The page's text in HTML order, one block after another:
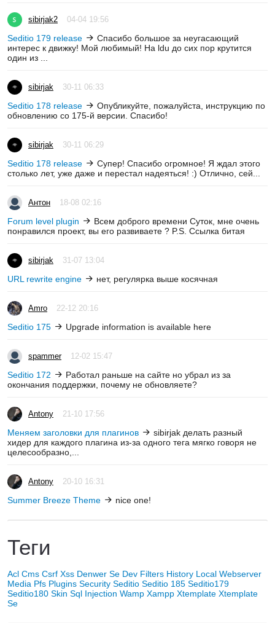
sibirjak2 04-04 19:56
Seditio 179 release
Спасибо большое за неугасающий
интерес к движку! Мой любимый! На ldu до сих пор крутится
один из ...
sibirjak 30-11 06:33
Seditio 178 release
Опубликуйте, пожалуйста, инструкцию по
обновлению со 175-й версии. Спасибо!
sibirjak 30-11 06:29
Seditio 178 release
Супер! Спасибо огромное! Я ждал этого
столько лет, уже даже и перестал надеяться! :) Отлично, сей...
Антон 18-08 02:16
Forum level plugin
Всем доброго времени Суток, мне очень
понравился проект, вы его развиваете ? P.S. Ссылка битая
sibirjak 31-07 13:04
URL rewrite engine нет, регулярка выше косячная
Amro 22-12 20:16
Seditio 175 Upgrade information is available here
spammer 12-02 15:47
Seditio 172
Работал раньше на сайте но убрал из за
окончания поддержки, почему не обновляете?
Antony 21-10 17:56
Меняем заголовки для плагинов
sibirjak делать разный
хидер для каждого плагина из-за одного тега мягко говоря не
целесообразно,...
Antony 20-10 16:31
Summer Breeze Theme nice one!
Теги
Acl Cms Csrf Xss Denwer Se Dev Filters History Local Webserver
Media Pfs Plugins Security Seditio Seditio 185 Seditio179
Seditio180 Skin Sql Injection Wamp Xampp Xtemplate Xtemplate
Se